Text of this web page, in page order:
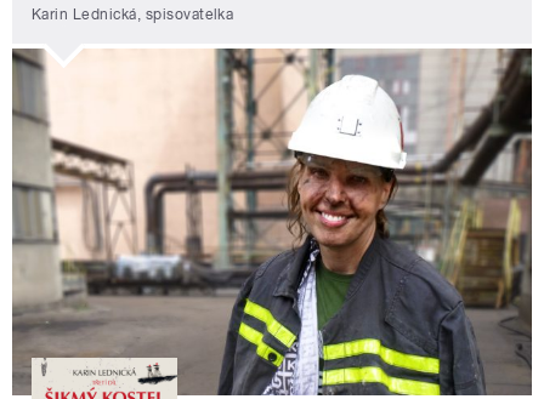
Karin Lednická, spisovatelka